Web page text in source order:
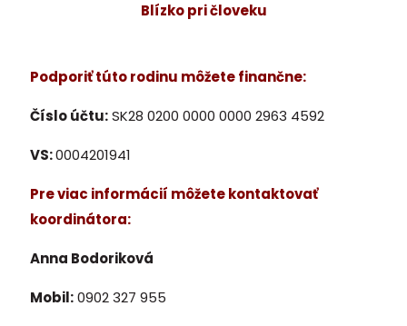
Blízko pri človeku
Podporiť túto rodinu môžete finančne:
Číslo účtu:SK28 0200 0000 0000 2963 4592
VS:0004201941
Pre viac informácií môžete kontaktovať
koordinátora:
Anna Bodoriková
Mobil:0902 327 955